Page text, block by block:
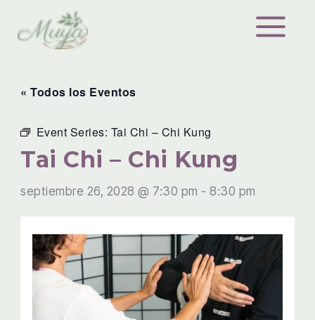
contenido
« Todos los Eventos
Event Series: Tai Chi – Chi Kung
Tai Chi – Chi Kung
septiembre 26, 2028 @ 7:30 pm -8:30 pm